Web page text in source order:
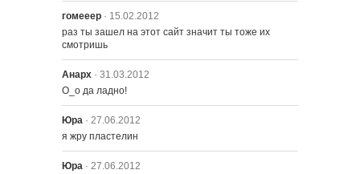
1304 – Бернс Влюбился
гомееер · 15.02.2012
раз ты зашел на этот сайт значит ты тоже их
смотришь
Анарх · 31.03.2012
О_о да ладно!
Юра · 27.06.2012
я жру пластелин
Юра · 27.06.2012